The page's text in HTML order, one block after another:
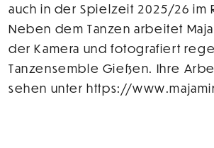
auch in der Spielzeit 2025/26 im
Neben dem Tanzen arbeitet
der Kamera und fotografiert
Tanzensemble Gießen. Ihre
sehen unter https://